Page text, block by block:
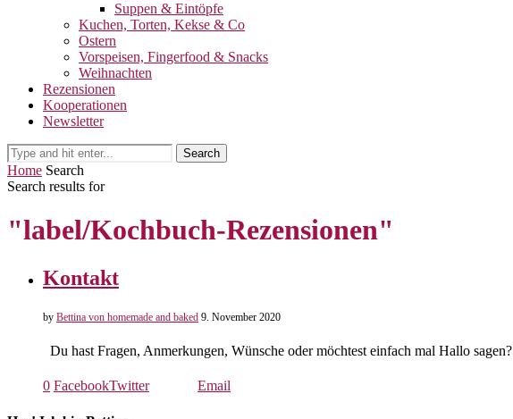
Suppen & Eintöpfe
Kuchen, Torten, Kekse & Co
Ostern
Vorspeisen, Fingerfood & Snacks
Weihnachten
Rezensionen
Kooperationen
Newsletter
Search
Home Search
Search results for
"label/Kochbuch-Rezensionen"
Kontakt
by Bettina von homemade and baked 9. November 2020
Du hast Fragen, Anmerkungen, Wünsche oder möchtest einfach mal Hallo
0 FacebookTwitter Email